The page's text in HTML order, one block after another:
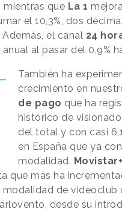
mientras que La 1
el 10,3%, dos
el canal 24
al pasar del 0,9%
También ha
crecimiento en
de pago que ha
histórico de
del total y con casi
en España que ya
modalidad. Movistar+
que más ha
modalidad de videoclub
desde su